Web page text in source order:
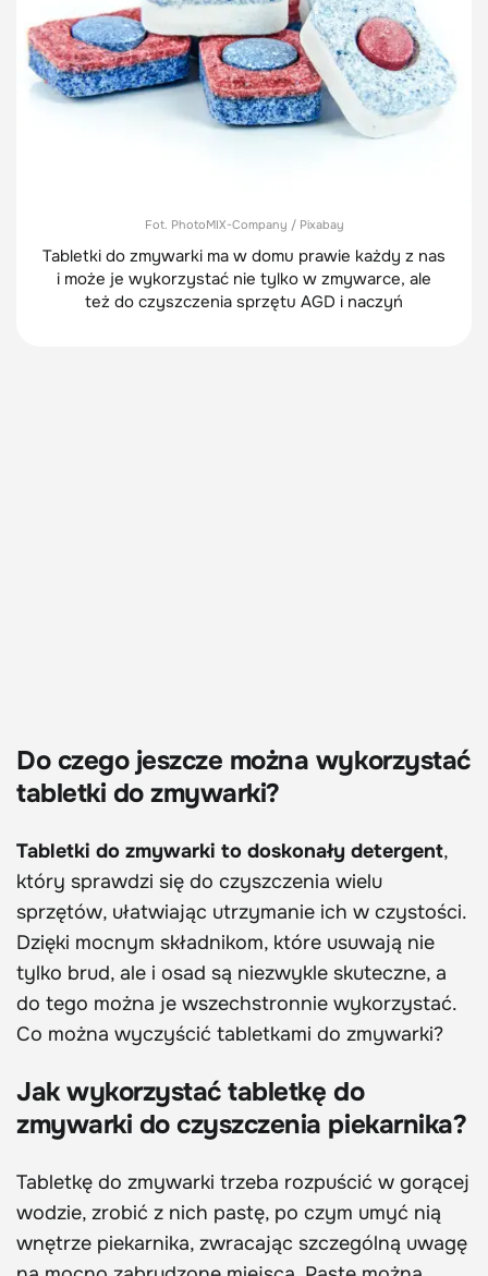
Fot. PhotoMIX-Company / Pixabay
Tabletki do zmywarki ma w domu prawie każdy z nas
i może je wykorzystać nie tylko w zmywarce, ale
też do czyszczenia sprzętu AGD i naczyń
Do czego jeszcze można wykorzystać
tabletki do zmywarki?
Tabletki do zmywarki to doskonały detergent,
który sprawdzi się do czyszczenia wielu
sprzętów, ułatwiając utrzymanie ich w czystości.
Dzięki mocnym składnikom, które usuwają nie
tylko brud, ale i osad są niezwykle skuteczne, a
do tego można je wszechstronnie wykorzystać.
Co można wyczyścić tabletkami do zmywarki?
Jak wykorzystać tabletkę do
zmywarki do czyszczenia piekarnika?
Tabletkę do zmywarki trzeba rozpuścić w gorącej
wodzie, zrobić z nich pastę, po czym umyć nią
wnętrze piekarnika, zwracając szczególną uwagę